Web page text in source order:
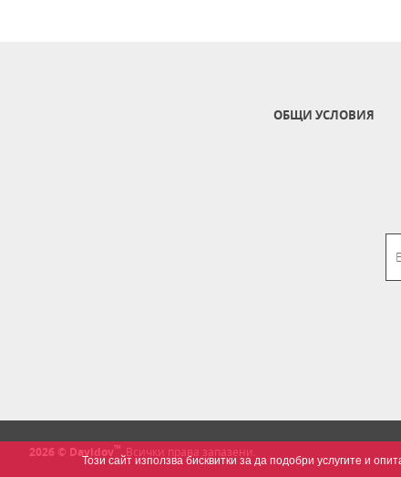
Този сайт използва бисквитки за да подобри услугите и
ОБЩИ УСЛОВИЯ
2026 © Davidov™.Всички права запазени.